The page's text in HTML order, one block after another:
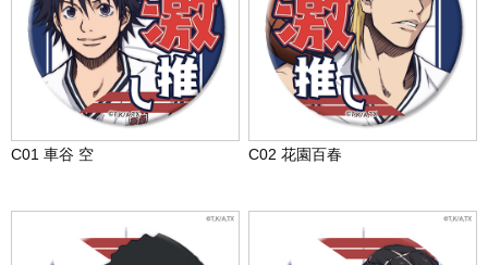
C01 車谷 空 C02 花園百春